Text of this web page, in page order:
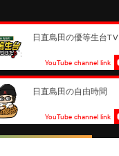
日直島田の優等生台TV
YouTube channel link
日直島田の自由時間
YouTube channel link